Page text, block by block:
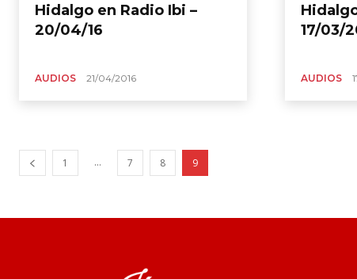
Hidalgo en Radio Ibi –
20/04/16
AUDIOS 21/04/2016
17/03/
AUDIOS
1 ... 7 8 9